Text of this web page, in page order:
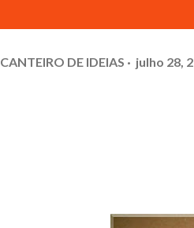
CANTEIRO DE IDEIAS julho 28,